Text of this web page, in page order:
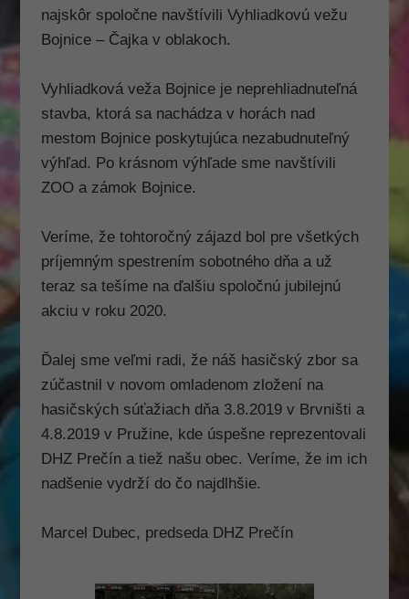
najskôr spoločne navštívili Vyhliadkovú vežu
Bojnice – Čajka v oblakoch.
Vyhliadková veža Bojnice je neprehliadnuteľná
stavba, ktorá sa nachádza v horách nad
mestom Bojnice poskytujúca nezabudnuteľný
výhľad. Po krásnom výhľade sme navštívili
ZOO a zámok Bojnice.
Veríme, že tohtoročný zájazd bol pre všetkých
príjemným spestrením sobotného dňa a už
teraz sa tešíme na ďalšiu spoločnú jubilejnú
akciu v roku 2020.
Ďalej sme veľmi radi, že náš hasičský zbor sa
zúčastnil v novom omladenom zložení na
hasičských súťažiach dňa 3.8.2019 v Brvništi a
4.8.2019 v Pružine, kde úspešne reprezentovali
DHZ Prečín a tiež našu obec. Veríme, že im ich
nadšenie vydrží do čo najdlhšie.
Marcel Dubec, predseda DHZ Prečín
Nevyhnutné
Tieto súbory
cookie nie sú
voliteľné. Sú
potrebné
stránky.
zlepšiť
funkčnosť
štruktúru
webovej
stránky na
spôsobu
webovej